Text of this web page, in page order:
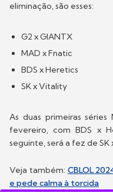
eliminação, são esses:
G2 x GIANTX
MAD x Fnatic
BDS x Heretics
SK x Vitality
As duas primeiras
fevereiro, com BDS x
seguinte, será a fez de SK
Veja também: CBLOL
e pede calma à torcida